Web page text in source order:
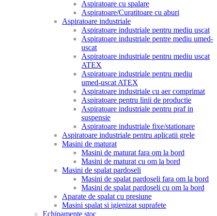
Aspiratoare cu spalare
Aspiratoare/Curatitoare cu aburi
Aspiratoare industriale
Aspiratoare industriale pentru mediu uscat
Aspiratoare industriale pentre mediu umed-
uscat
Aspiratoare industriale pentru mediu uscat
ATEX
Aspiratoare industriale pentru mediu
umed-uscat ATEX
Aspiratoare industriale cu aer comprimat
Aspiratoare pentru linii de productie
Aspiratoare industriale pentru praf in
suspensie
Aspiratoare industriale fixe/stationare
Aspiratoare industriale pentru aplicatii grele
Masini de maturat
Masini de maturat fara om la bord
Masini de maturat cu om la bord
Masini de spalat pardoseli
Masini de spalat pardoseli fara om la bord
Masini de spalat pardoseli cu om la bord
Aparate de spalat cu presiune
Masini spalat si igienizat suprafete
Echipamente stoc